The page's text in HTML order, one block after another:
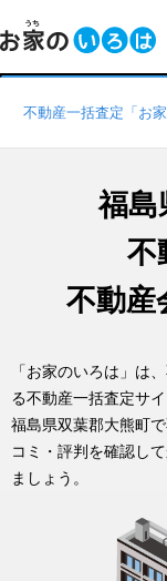
不動産一括査定「お家
福島
不
不動産
「お家のいろは」は
る不動産一括査定サイ
福島県双葉郡大熊町
コミ・評判を確認し
ましょう。